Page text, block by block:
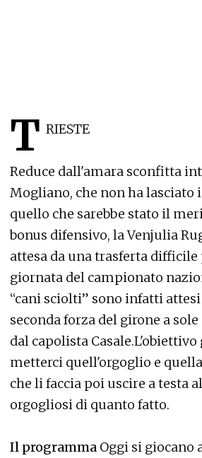
T RIESTE
Reduce dall'amara sconfitta
Mogliano, che non ha lasciato
quello che sarebbe stato il
bonus difensivo, la Venjulia
attesa da una trasferta
giornata del campionato
“cani sciolti” sono infatti attesi
seconda forza del girone a
dal capolista
metterci quell'orgoglio e
che li faccia poi uscire a testa
orgogliosi di quanto fatto.
Il programma Oggi si giocano